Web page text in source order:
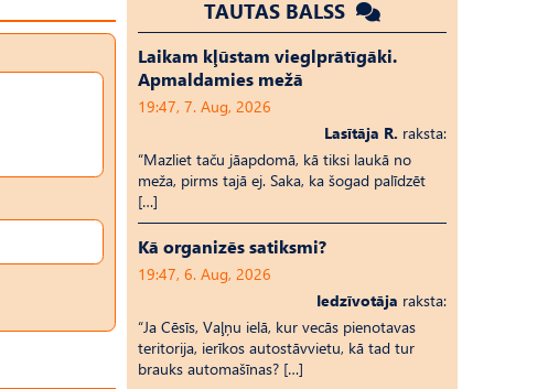
TAUTAS BALSS
Laikam kļūstam vieglprātīgāki.
Apmaldamies mežā
19:47, 7. Aug, 2026
Lasītāja R. raksta:
“Mazliet taču jāapdomā, kā tiksi laukā no
meža, pirms tajā ej. Saka, ka šogad palīdzēt
[…]
Kā organizēs satiksmi?
19:47, 6. Aug, 2026
Iedzīvotāja raksta:
“Ja Cēsīs, Vaļņu ielā, kur vecās pienotavas
teritorija, ierīkos autostāvvietu, kā tad tur
brauks automašīnas? […]